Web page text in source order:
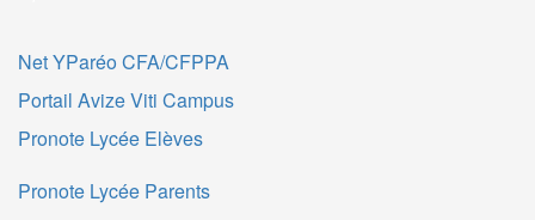
Net YParéo CFA/CFPPA
Portail Avize Viti Campus
Pronote Lycée Elèves
Pronote Lycée Parents